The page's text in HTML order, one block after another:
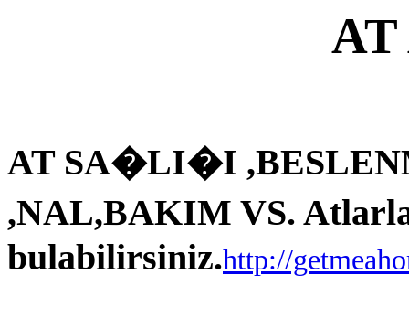
AT SA�LI�I
,NAL,BAKIM VS.
bulabilirsiniz.http://